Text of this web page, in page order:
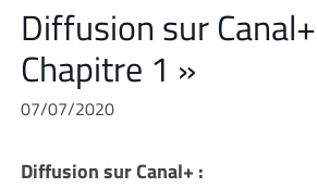
Diffusion sur
Chapitre 1 »
07/07/2020
Diffusion sur Canal+ :